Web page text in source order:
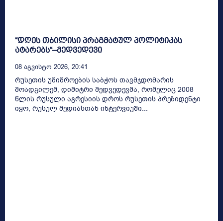
“დღეს თბილისი პრაგმატულ პოლიტიკას
ატარებს“–მედვედევი
08 Აგვისტო 2026, 20:41
რუსეთის უშიშროების საბჭოს თავმჯდომარის
მოადგილემ, დიმიტრი მედვედევმა, რომელიც 2008
წლის რუსული აგრესიის დროს რუსეთის პრეზიდენტი
იყო, რუსულ მედიასთან ინტერვიუში...